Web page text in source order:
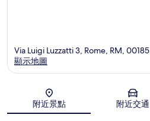
地圖
Via Luigi Luzzatti 3, Rome, RM, 00185
顯示地圖
附近景點 附近交通